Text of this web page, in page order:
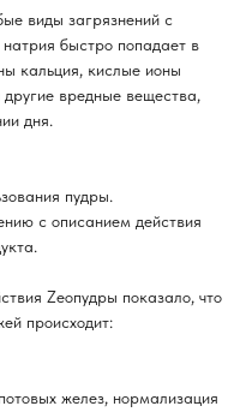
виды загрязнений с
быстро попадает в
кальция, кислые ионы
вредные вещества,
дня.
пудры.
с описанием действия
Zеопудры показало, что
происходит:
желез, нормализация